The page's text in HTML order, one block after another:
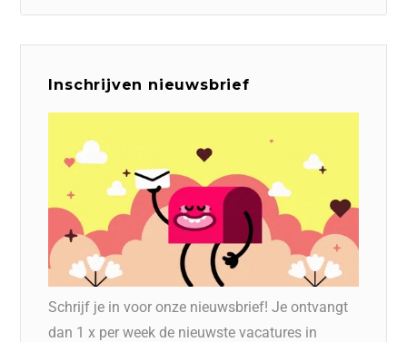
Inschrijven nieuwsbrief
Schrijf je in voor onze nieuwsbrief! Je ontvangt
dan 1 x per week de nieuwste vacatures in